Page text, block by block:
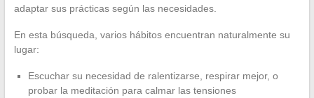
adaptar sus prácticas según las necesidades.
En esta búsqueda, varios hábitos encuentran naturalmente su
lugar:
Escuchar su necesidad de ralentizarse, respirar mejor, o
probar la meditación para calmar las tensiones